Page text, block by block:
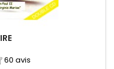
60 avis